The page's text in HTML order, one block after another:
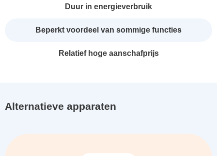
Duur in energieverbruik
Beperkt voordeel van sommige functies
Relatief hoge aanschafprijs
Alternatieve apparaten